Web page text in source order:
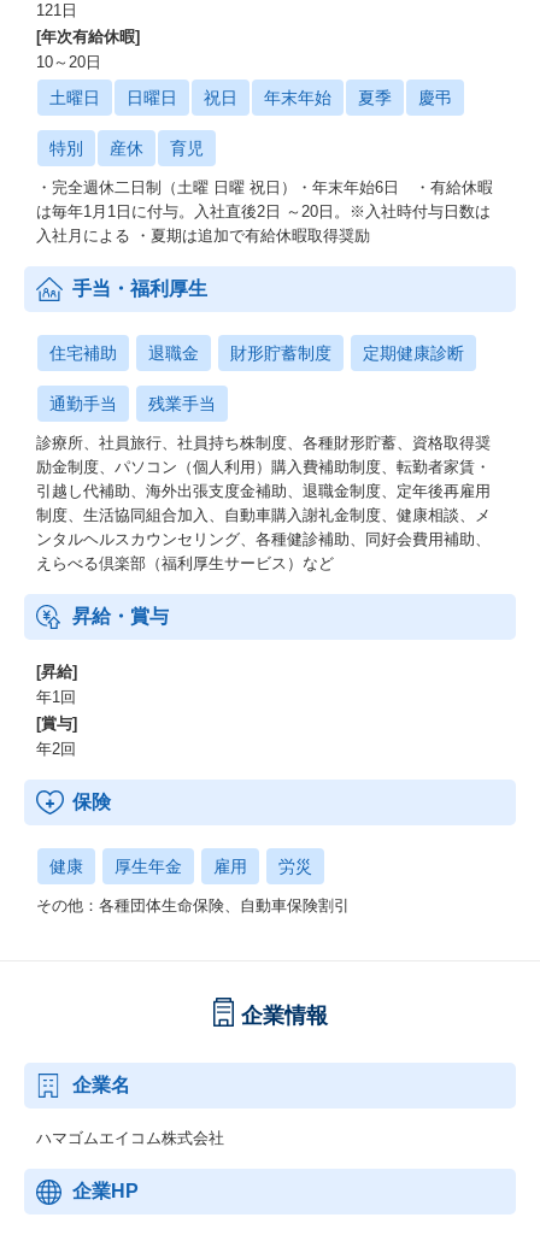
121日
[年次有給休暇]
10～20日
土曜日 日曜日 祝日 年末年始 夏季 慶弔
特別 産休 育児
・完全週休二日制（土曜 日曜 祝日）・年末年始6日 ・有給休暇
は毎年1月1日に付与。入社直後2日 ～20日。※入社時付与日数は
入社月による ・夏期は追加で有給休暇取得奨励
手当・福利厚生
住宅補助 退職金 財形貯蓄制度 定期健康診断
通勤手当 残業手当
診療所、社員旅行、社員持ち株制度、各種財形貯蓄、資格取得奨
励金制度、パソコン（個人利用）購入費補助制度、転勤者家賃・
引越し代補助、海外出張支度金補助、退職金制度、定年後再雇用
制度、生活協同組合加入、自動車購入謝礼金制度、健康相談、メ
ンタルヘルスカウンセリング、各種健診補助、同好会費用補助、
えらべる倶楽部（福利厚生サービス）など
昇給・賞与
[昇給]
年1回
[賞与]
年2回
保険
健康 厚生年金 雇用 労災
その他：各種団体生命保険、自動車保険割引
企業情報
企業名
ハマゴムエイコム株式会社
企業HP